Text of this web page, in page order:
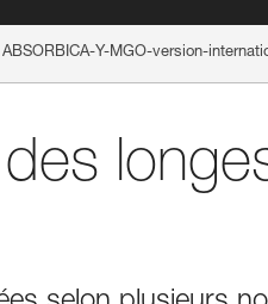
ABSORBICA-Y-MGO-version-